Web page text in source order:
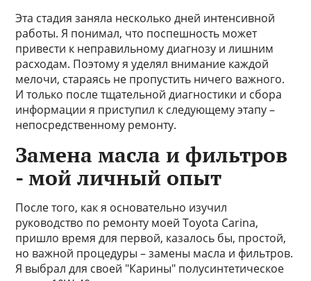
Эта стадия заняла несколько дней интенсивной
работы. Я понимал, что поспешность может
привести к неправильному диагнозу и лишним
расходам. Поэтому я уделял внимание каждой
мелочи, стараясь не пропустить ничего важного.
И только после тщательной диагностики и сбора
информации я приступил к следующему этапу –
непосредственному ремонту.
Замена масла и фильтров
- мой личный опыт
После того, как я основательно изучил
руководство по ремонту моей Toyota Carina,
пришло время для первой, казалось бы, простой,
но важной процедуры – замены масла и фильтров.
Я выбрал для своей "Карины" полусинтетическое